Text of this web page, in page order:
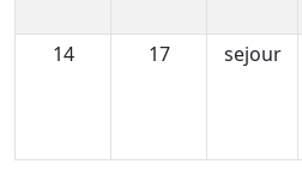
14
17 sejour